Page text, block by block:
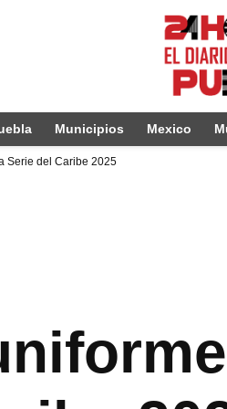
Municipios Mexico
Serie del Caribe 2025